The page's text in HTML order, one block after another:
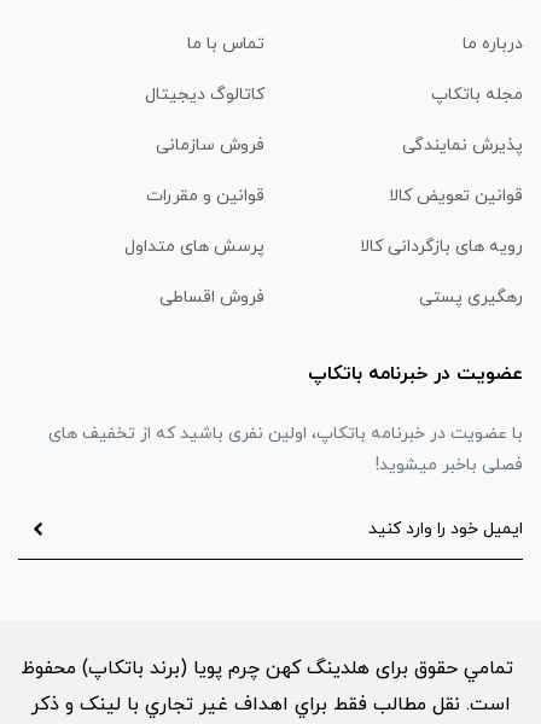
درباره ما تماس با ما
مجله باتکاپ کاتالوگ دیجیتال
پذیرش نمایندگی فروش سازمانی
قوانین تعویض کالا قوانین و مقررات
رویه های بازگردانی کالا پرسش های متداول
رهگیری پستی فروش اقساطی
عضویت در خبرنامه باتکاپ
با عضویت در خبرنامه باتکاپ، اولین نفری باشید که از تخفیف های
فصلی باخبر میشوید!
تمامي حقوق برای هلدینگ کهن چرم پویا (برند باتکاپ) محفوظ
است. نقل مطالب فقط براي اهداف غير تجاري با لینک و ذکر